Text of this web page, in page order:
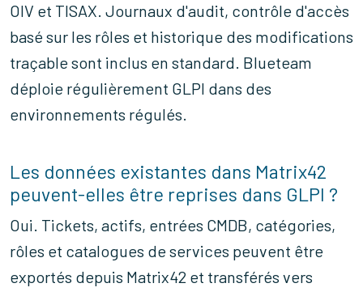
OIV et TISAX. Journaux d'audit, contrôle d'accès
basé sur les rôles et historique des modifications
traçable sont inclus en standard. Blueteam
déploie régulièrement GLPI dans des
environnements régulés.
Les données existantes dans Matrix42
peuvent-elles être reprises dans GLPI ?
Oui. Tickets, actifs, entrées CMDB, catégories,
rôles et catalogues de services peuvent être
exportés depuis Matrix42 et transférés vers